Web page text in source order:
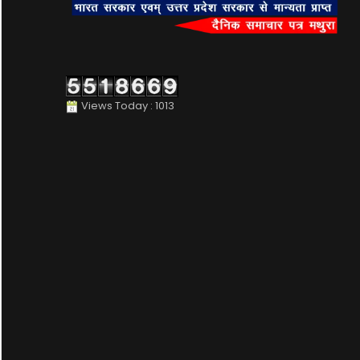
Views Today : 1013